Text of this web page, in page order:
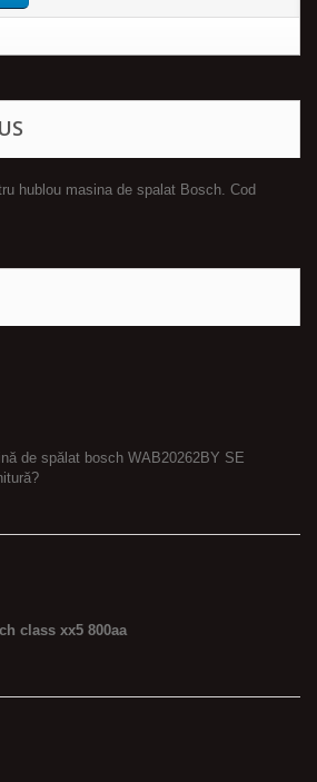
hublou masina de spalat Bosch. Cod
de spălat bosch WAB20262BY SE
class xx5 800aa